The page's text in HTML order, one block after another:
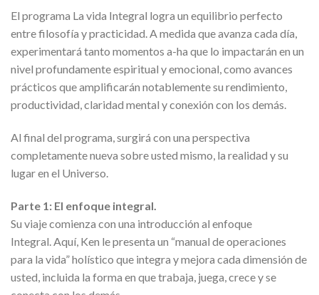
El programa La vida Integral logra un equilibrio perfecto
entre filosofía y practicidad. A medida que avanza cada día,
experimentará tanto momentos a-ha que lo impactarán en un
nivel profundamente espiritual y emocional, como avances
prácticos que amplificarán notablemente su rendimiento,
productividad, claridad mental y conexión con los demás.
Al final del programa, surgirá con una perspectiva
completamente nueva sobre usted mismo, la realidad y su
lugar en el Universo.
Parte 1: El enfoque integral.
Su viaje comienza con una introducción al enfoque
Integral. Aquí, Ken le presenta un “manual de operaciones
para la vida” holístico que integra y mejora cada dimensión de
usted, incluida la forma en que trabaja, juega, crece y se